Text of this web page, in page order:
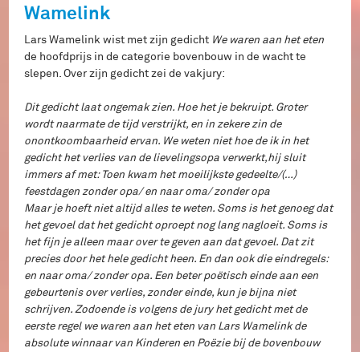
Wamelink
Lars Wamelink wist met zijn gedicht We waren aan het eten
de hoofdprijs in de categorie bovenbouw in de wacht te
slepen. Over zijn gedicht zei de vakjury:
Dit gedicht laat ongemak zien. Hoe het je bekruipt. Groter
wordt naarmate de tijd verstrijkt, en in zekere zin de
onontkoombaarheid ervan. We weten niet hoe de ik in het
gedicht het verlies van de lievelingsopa verwerkt,hij sluit
immers af met: Toen kwam het moeilijkste gedeelte/(…)
feestdagen zonder opa/ en naar oma/ zonder opa
Maar je hoeft niet altijd alles te weten. Soms is het genoeg dat
het gevoel dat het gedicht oproept nog lang nagloeit. Soms is
het fijn je alleen maar over te geven aan dat gevoel. Dat zit
precies door het hele gedicht heen. En dan ook die eindregels:
en naar oma/ zonder opa. Een beter poëtisch einde aan een
gebeurtenis over verlies, zonder einde, kun je bijna niet
schrijven. Zodoende is volgens de jury het gedicht met de
eerste regel we waren aan het eten van Lars Wamelink de
absolute winnaar van Kinderen en Poëzie bij de bovenbouw